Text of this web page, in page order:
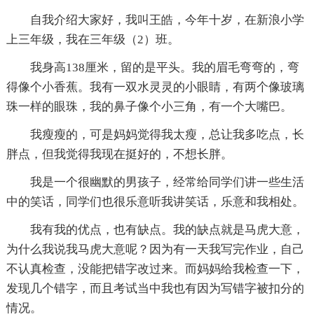
自我介绍大家好，我叫王皓，今年十岁，在新浪小学
上三年级，我在三年级（2）班。
我身高138厘米，留的是平头。我的眉毛弯弯的，弯
得像个小香蕉。我有一双水灵灵的小眼睛，有两个像玻璃
珠一样的眼珠，我的鼻子像个小三角，有一个大嘴巴。
我瘦瘦的，可是妈妈觉得我太瘦，总让我多吃点，长
胖点，但我觉得我现在挺好的，不想长胖。
我是一个很幽默的男孩子，经常给同学们讲一些生活
中的笑话，同学们也很乐意听我讲笑话，乐意和我相处。
我有我的优点，也有缺点。我的缺点就是马虎大意，
为什么我说我马虎大意呢？因为有一天我写完作业，自己
不认真检查，没能把错字改过来。而妈妈给我检查一下，
发现几个错字，而且考试当中我也有因为写错字被扣分的
情况。